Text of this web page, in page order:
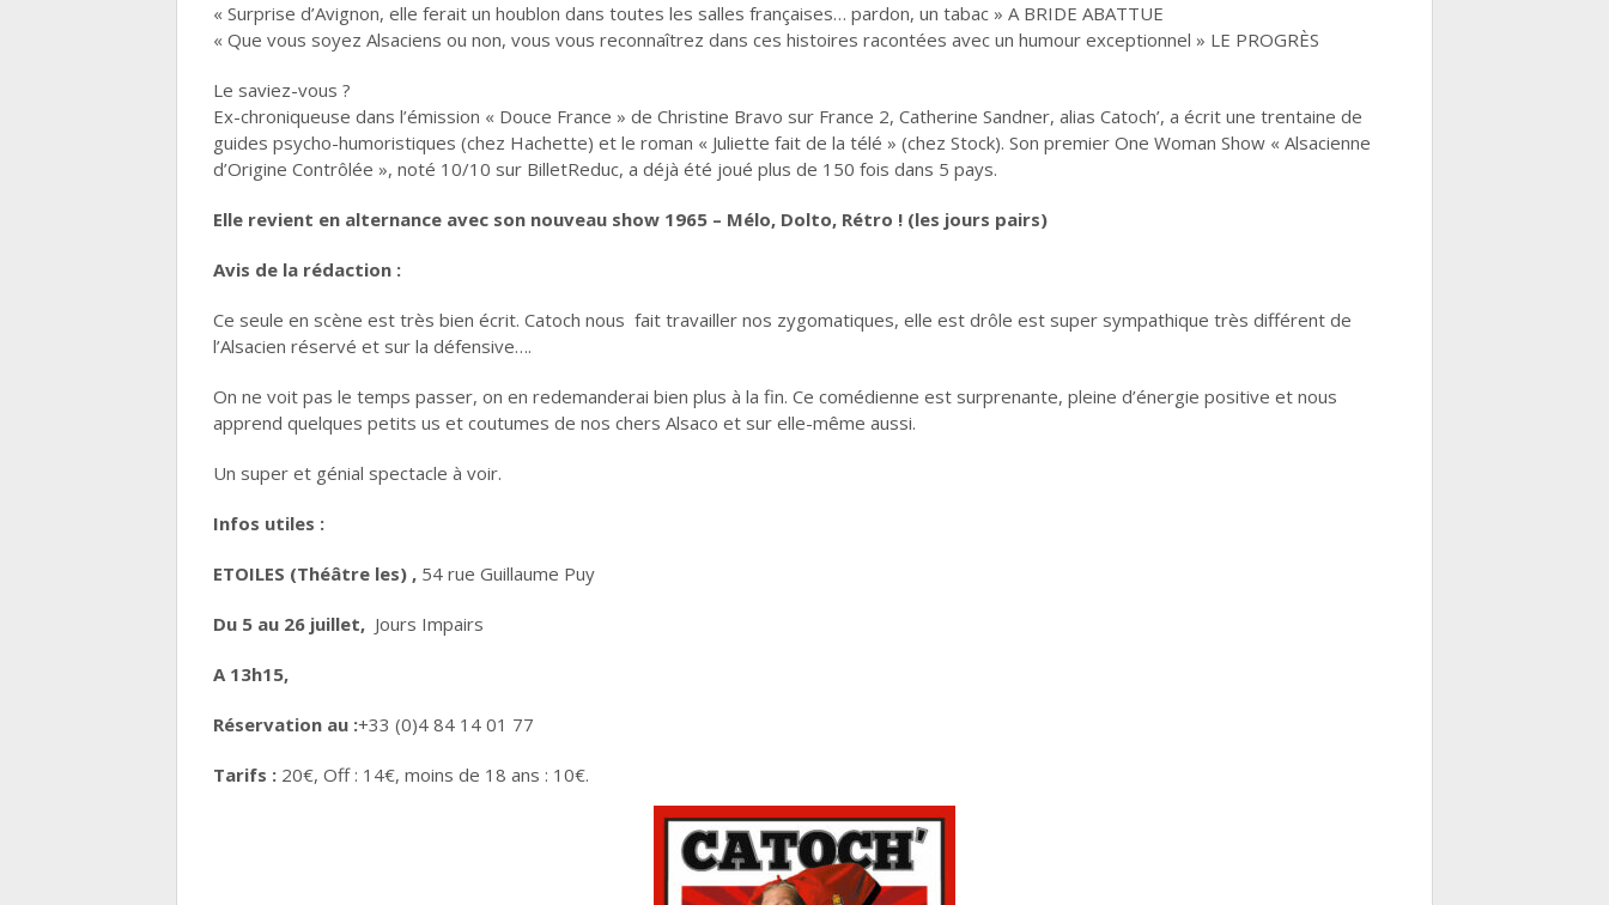
« Surprise d’Avignon, elle ferait un houblon dans toutes les salles françaises… pardon, un tabac » A BRIDE ABATTUE
« Que vous soyez Alsaciens ou non, vous vous reconnaîtrez dans ces histoires racontées avec un humour exceptionnel » LE PROGRÈS
Le saviez-vous ?
Ex-chroniqueuse dans l’émission « Douce France » de Christine Bravo sur France 2, Catherine Sandner, alias Catoch’, a écrit une trentaine de
guides psycho-humoristiques (chez Hachette) et le roman « Juliette fait de la télé » (chez Stock). Son premier One Woman Show « Alsacienne
d’Origine Contrôlée », noté 10/10 sur BilletReduc, a déjà été joué plus de 150 fois dans 5 pays.
Elle revient en alternance avec son nouveau show 1965 – Mélo, Dolto, Rétro ! (les jours pairs)
Avis de la rédaction :
Ce seule en scène est très bien écrit. Catoch nous fait travailler nos zygomatiques, elle est drôle est super sympathique très différent de
l’Alsacien réservé et sur la défensive….
On ne voit pas le temps passer, on en redemanderai bien plus à la fin. Ce comédienne est surprenante, pleine d’énergie positive et nous
apprend quelques petits us et coutumes de nos chers Alsaco et sur elle-même aussi.
Un super et génial spectacle à voir.
Infos utiles :
ETOILES (Théâtre les) , 54 rue Guillaume Puy
Du 5 au 26 juillet, Jours Impairs
A 13h15,
Réservation au :+33 (0)4 84 14 01 77
Tarifs : 20€, Off : 14€, moins de 18 ans : 10€.